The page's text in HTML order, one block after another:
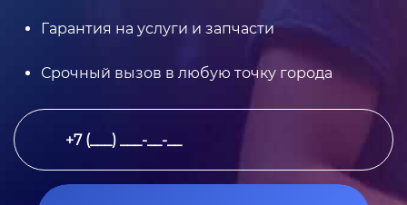
Гарантия на услуги и запчасти
Срочный вызов в любую точку города